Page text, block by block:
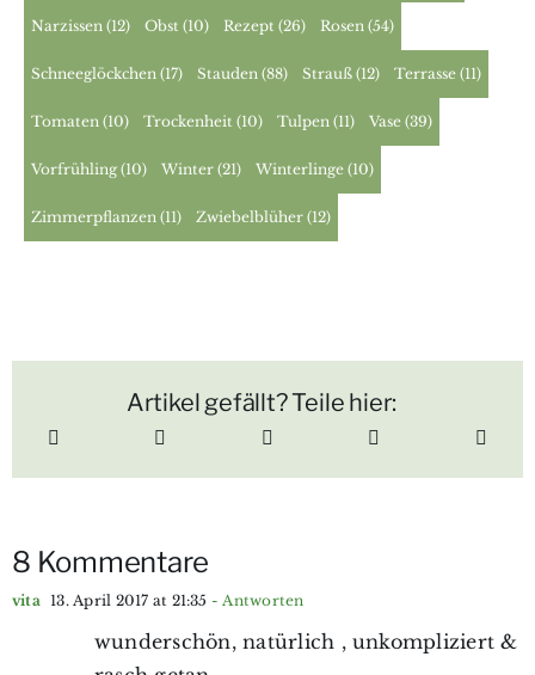
Narzissen (12) Obst (10) Rezept (26) Rosen (54)
Schneeglöckchen (17) Stauden (88) Strauß (12) Terrasse (11)
Tomaten (10) Trockenheit (10) Tulpen (11) Vase (39)
Vorfrühling (10) Winter (21) Winterlinge (10)
Zimmerpflanzen (11) Zwiebelblüher (12)
Artikel gefällt? Teile hier:
8 Kommentare
vita 13. April 2017 at 21:35 - Antworten
wunderschön, natürlich , unkompliziert &